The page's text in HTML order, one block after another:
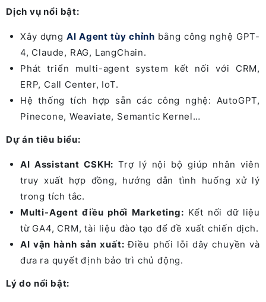
Dịch vụ nổi bật:
Xây dựngAI Agent tùy chỉnh bằng công nghệ GPT-
4, Claude, RAG, LangChain.
Phát triển multi-agent system kết nối với CRM,
ERP, Call Center, IoT.
Hệ thống tích hợp sẵn các công nghệ: AutoGPT,
Pinecone, Weaviate, Semantic Kernel…
Dự án tiêu biểu:
AI Assistant CSKH: Trợ lý nội bộ giúp nhân viên
truy xuất hợp đồng, hướng dẫn tình huống xử lý
trong tích tắc.
Multi-Agent điều phối Marketing: Kết nối dữ liệu
từ GA4, CRM, tài liệu đào tạo để đề xuất chiến dịch.
AI vận hành sản xuất: Điều phối lỗi dây chuyền và
đưa ra quyết định bảo trì chủ động.
Lý do nổi bật: